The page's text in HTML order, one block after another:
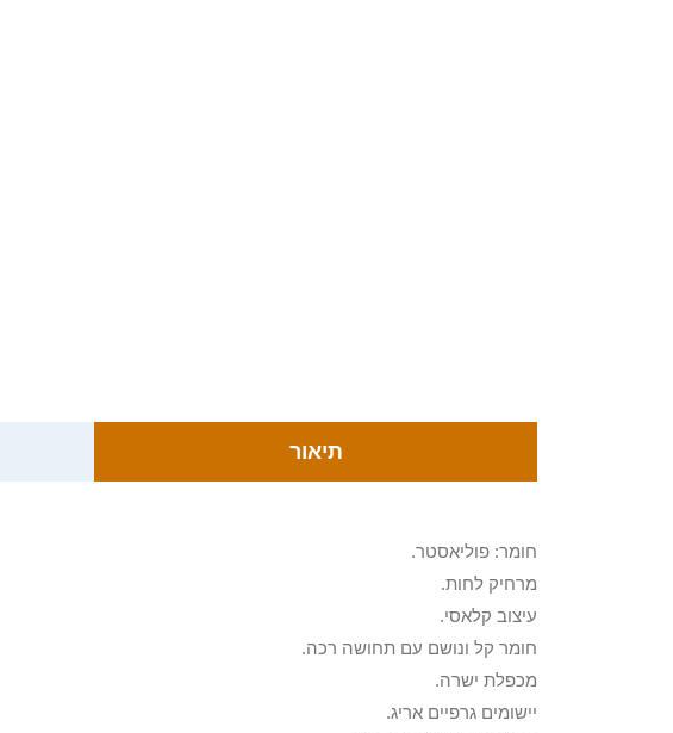
תיאור
חומר: פוליאסטר.
מרחיק לחות.
עיצוב קלאסי.
חומר קל ונושם עם תחושה רכה.
מכפלת ישרה.
יישומים גרפיים אריג.